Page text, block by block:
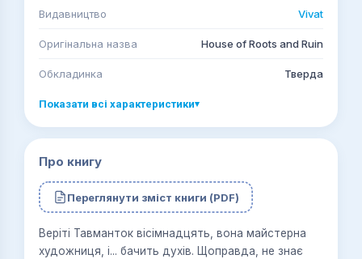
Видавництво Vivat
Оригінальна назва House of Roots and Ruin
Обкладинка Тверда
Показати всі характеристики▾
Про книгу
Переглянути зміст книги (PDF)
Веріті Тавманток вісімнадцять, вона майстерна
художниця, і... бачить духів. Щоправда, не знає